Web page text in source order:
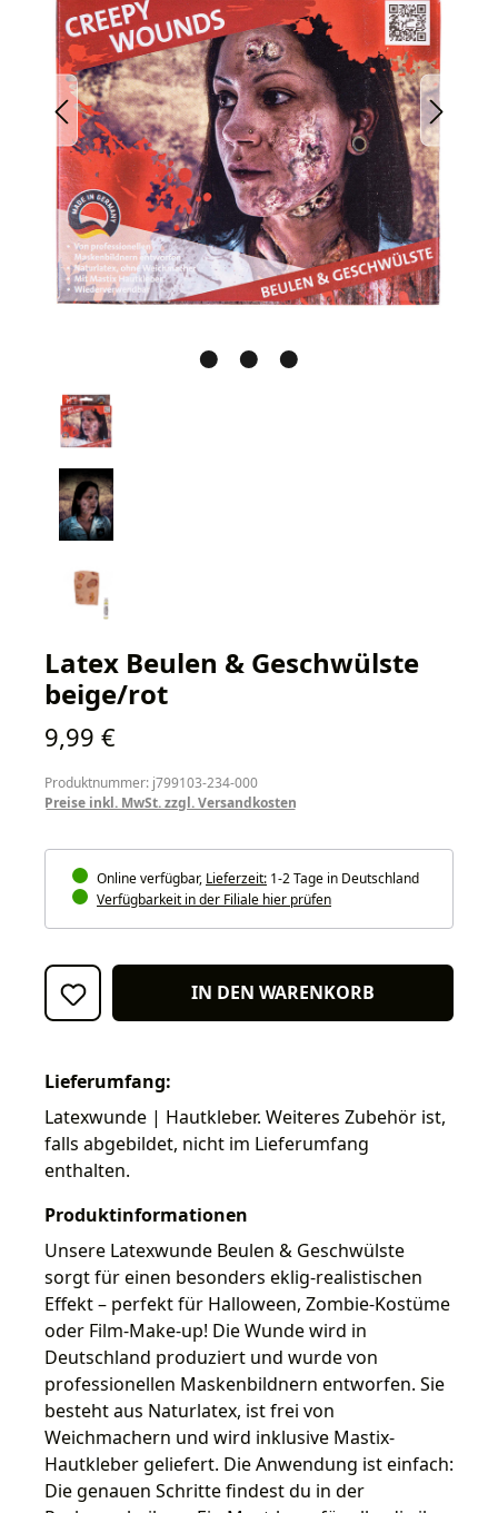
Latex Beulen & Geschwülste
beige/rot
Regulärer Preis:
9,99 €
Produktnummer: j799103-234-000
Preise inkl. MwSt. zzgl. Versandkosten
Online verfügbar, Lieferzeit: 1-2 Tage in Deutschland
Verfügbarkeit in der Filiale hier prüfen
IN DEN WARENKORB
Lieferumfang:
Latexwunde | Hautkleber. Weiteres Zubehör ist,
falls abgebildet, nicht im Lieferumfang
enthalten.
Produktinformationen
Unsere Latexwunde Beulen & Geschwülste
sorgt für einen besonders eklig-realistischen
Effekt – perfekt für Halloween, Zombie-Kostüme
oder Film-Make-up! Die Wunde wird in
Deutschland produziert und wurde von
professionellen Maskenbildnern entworfen. Sie
besteht aus Naturlatex, ist frei von
Weichmachern und wird inklusive Mastix-
Hautkleber geliefert. Die Anwendung ist einfach:
Die genauen Schritte findest du in der